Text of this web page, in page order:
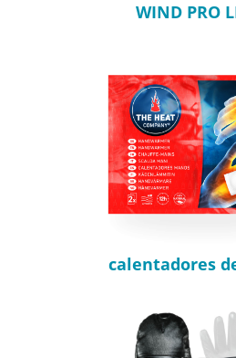
WIND PRO
calentadores